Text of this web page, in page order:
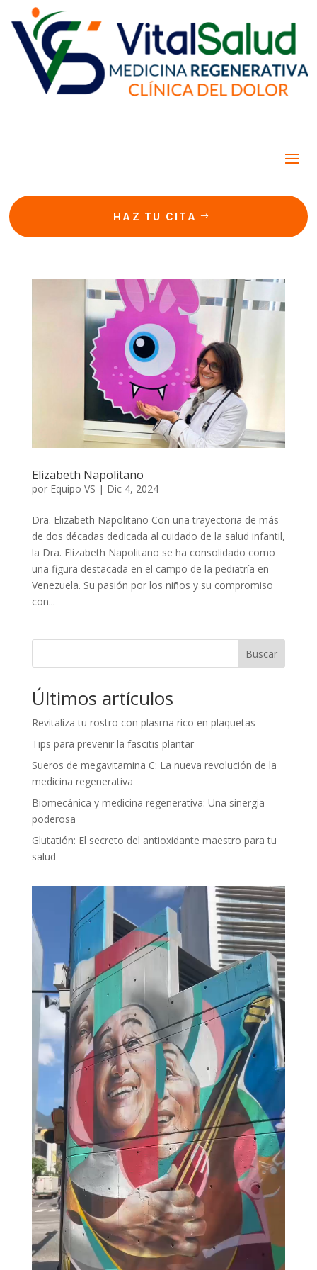
HAZ TU CITA
Elizabeth Napolitano
por Equipo VS | Dic 4, 2024
Dra. Elizabeth Napolitano Con una trayectoria de más
de dos décadas dedicada al cuidado de la salud infantil,
la Dra. Elizabeth Napolitano se ha consolidado como
una figura destacada en el campo de la pediatría en
Venezuela. Su pasión por los niños y su compromiso
con...
Buscar
Últimos artículos
Revitaliza tu rostro con plasma rico en plaquetas
Tips para prevenir la fascitis plantar
Sueros de megavitamina C: La nueva revolución de la
medicina regenerativa
Biomecánica y medicina regenerativa: Una sinergia
poderosa
Glutatión: El secreto del antioxidante maestro para tu
salud